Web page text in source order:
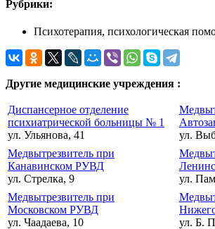
Рубрики:
Психотерапия, психологическая
Другие медицинские учреждения :
Диспансерное отделение
психиатрической больницы № 1
ул. Ульянова, 41
ул.
Медвытрезвитель при
Канавинском РУВД
ул. Стрелка, 9
ул.
Медвытрезвитель при
Московском РУВД
ул. Чаадаева, 10
ул. Б.